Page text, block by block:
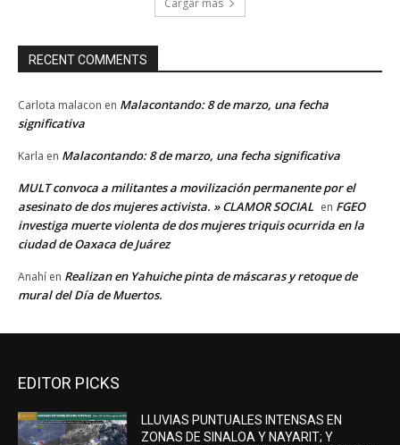
RECENT COMMENTS
Carlota malacon en Malacontando: 8 de marzo, una fecha
significativa
Karla en Malacontando: 8 de marzo, una fecha significativa
MULT convoca a militantes a movilización permanente por el
asesinato de dos mujeres activista. » CLAMOR SOCIAL en FGEO
investiga muerte violenta de dos mujeres triquis ocurrida en la
ciudad de Oaxaca de Juárez
Anahí en Realizan en Yahuiche pinta de máscaras y retoque de
mural del Día de Muertos.
EDITOR PICKS
LLUVIAS PUNTUALES INTENSAS EN
ZONAS DE SINALOA Y NAYARIT; Y